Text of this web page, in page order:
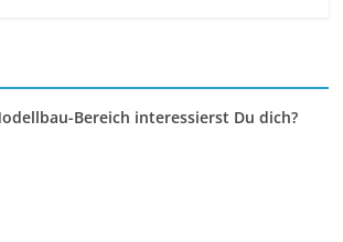
Bereich interessierst Du dich?